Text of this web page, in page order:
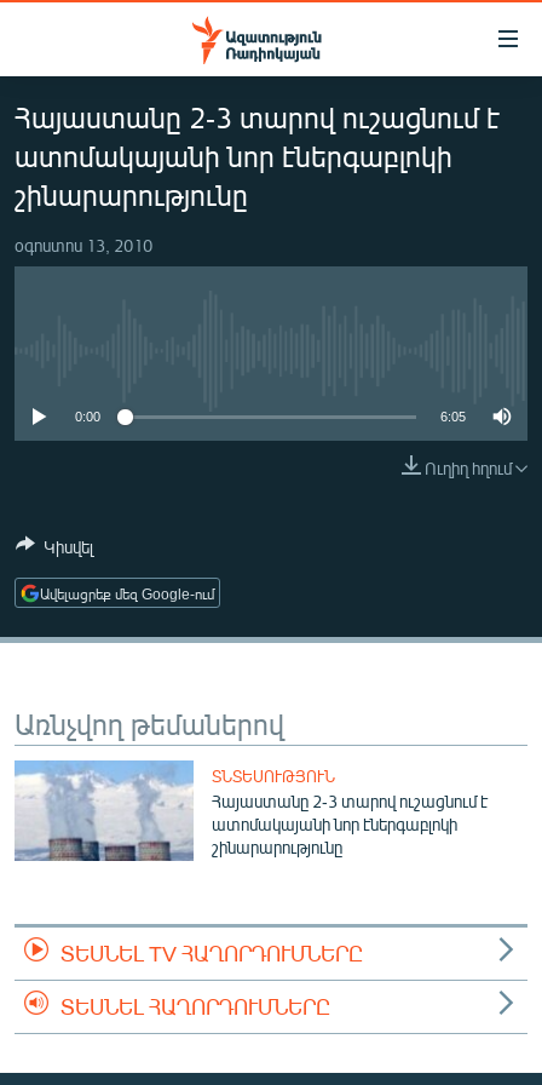
Մատչելիության
հիմնական
բովանդակությանը
հիմնական
Որոնում
ԱԶԱՏՈՒԹՅՈՒՆ TV
ՀԱՅԱՍՏԱՆ
ՔԱՂԱՔԱԿԱՆ
ԸՆՏՐՈՒԹՅՈՒՆՆԵՐ 2026
ՂԱՐԱԲԱՂ
ՄԻՋԱԶԳԱՅԻՆ
ՄՇԱԿՈՒՅԹ
ՍՊՈՐՏ
ՏՏ ԵՒ ԻՆՏԵՐՆԵՏ
ԿՈՐՈՆԱՎԻՐՈՒՍ
ԱՐԽԻՎ
ՏԵՍԱՆՅՈՒԹԵՐ
ՁԳՏԵԼՈՎ ԼԱՎԱԳՈՒՅՆԻՆ
ՓՈԴՔԱՍԹ
Հայաստանը 2-3 տարով ուշացնում է
ատոմակայանի նոր էներգաբլոկի
շինարարությունը
օգոստոս 13, 2010
0:00 6:05
Ուղիղ հղում
Կիսվել
Ավելացրեք մեզ Google-ում
Առնչվող թեմաներով
ՏՆՏԵՍՈՒԹՅՈՒՆ
Հայաստանը 2-3 տարով ուշացնում է
ատոմակայանի նոր էներգաբլոկի
շինարարությունը
ՏԵՍՆԵԼ TV ՀԱՂՈՐԴՈՒՄՆԵՐԸ
ՏԵՍՆԵԼ ՀԱՂՈՐԴՈՒՄՆԵՐԸ